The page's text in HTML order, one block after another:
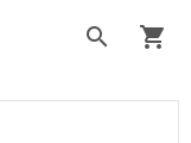
 